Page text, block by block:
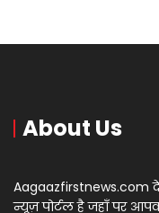
About Us
Aagaazfirstnews.com
न्यूज़ पोर्टल है जहाँ पर